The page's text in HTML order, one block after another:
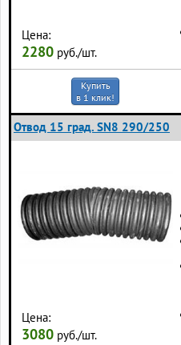
Цена:
2280 руб./шт.
Купить
в 1 клик!
Отвод 15 град. SN8 290/250
Цена:
3080 руб./шт.